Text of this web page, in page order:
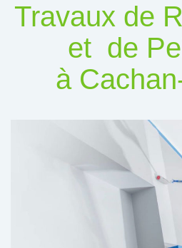
Travaux de
et de
à